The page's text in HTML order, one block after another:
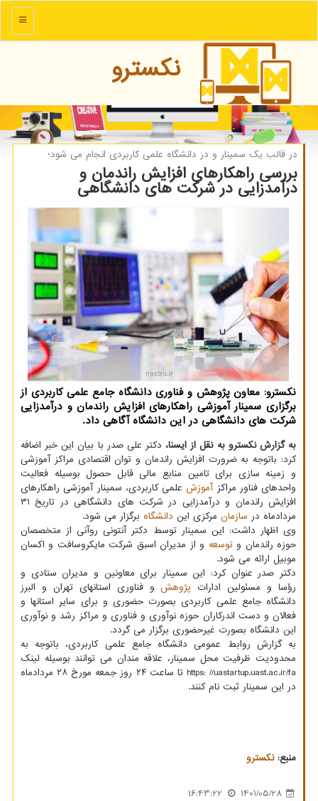
منو
نكسترو
در قالب یك سمینار و در دانشگاه علمی كاربردی انجام می شود؛
بررسی راهکارهای افزایش راندمان و
درآمدزایی در شرکت های دانشگاهی
نکسترو: معاون پژوهش و فناوری دانشگاه جامع علمی کاربردی از
برگزاری سمینار آموزشی راهکارهای افزایش راندمان و درآمدزایی
شرکت های دانشگاهی در این دانشگاه آگاهی داد.
به گزارش نکسترو به نقل از ایسنا، دکتر علی صدر با بیان این خبر اضافه
کرد: باتوجه به ضرورت افزایش راندمان و توان اقتصادی مراکز آموزشی
و زمینه سازی برای تامین منابع مالی قابل حصول بوسیله فعالیت
واحدهای فناور مراکزآموزشعلمی کاربردی، سمینار آموزشی راهکارهای
افزایش راندمان و درآمدزایی در شرکت های دانشگاهی در تاریخ ۳۱
مردادماه در سازمان مرکزی این دانشگاه برگزار می شود.
وی اظهار داشت: این سمینار توسط دکتر آنتونی روآنی از متخصصان
حوزه راندمان وتوسعه و از مدیران اسبق شرکت مایکروسافت و اکسان
موبیل ارائه می شود.
دکتر صدر عنوان کرد: این سمینار برای معاونین و مدیران ستادی و
رؤسا و مسئولین ادارات پژوهشو فناوری استانهای تهران و البرز
دانشگاه جامع علمی کاربردی بصورت حضوری و برای سایر استانها و
فعالان و دست اندرکاران حوزه نوآوری و فناوری و مراکز رشد و نوآوری
این دانشگاه بصورت غیرحضوری برگزار می گردد.
به گزارش روابط عمومی دانشگاه جامع علمی کاربردی، باتوجه به
محدودیت ظرفیت محل سمینار، علاقه مندان می توانند بوسیله لینک
https: //uastartup.uast.ac.ir/fa تا ساعت ۲۴ روز جمعه مورخ ۲۸ مردادماه
در این سمینار ثبت نام کنند.
منبع:نكسترو
1401/05/28
16:43:22